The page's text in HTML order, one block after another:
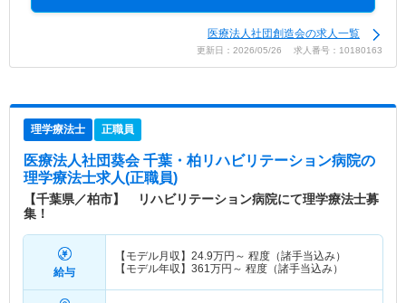
医療法人社団創造会の求人一覧
更新日：2026/05/26 求人番号：10180163
理学療法士 正職員
医療法人社団葵会 千葉・柏リハビリテーション病院の
理学療法士求人(正職員)
【千葉県／柏市】 リハビリテーション病院にて理学療法士募
集！
給与
【モデル月収】 24.9万円～ 程度（諸手当込み）
【モデル年収】 361万円～ 程度（諸手当込み）